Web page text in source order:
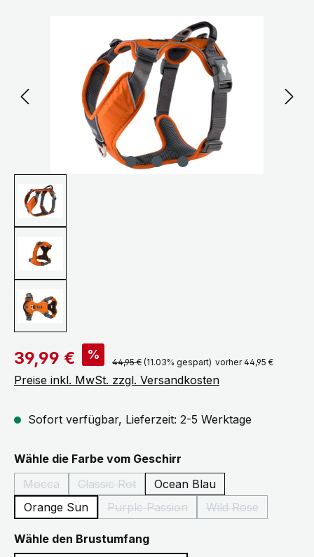
Verkaufspreis:
39,99 € % Regulärer Preis:
44,95 € (11.03% gespart) vorher 44,95 €
Preise inkl. MwSt. zzgl. Versandkosten
Sofort verfügbar, Lieferzeit: 2-5 Werktage
Wähle die Farbe vom Geschirr
Mocca
(Diese Option ist zurzeit nicht verfügbar.)
Classic Rot
(Diese Option ist zurzeit nicht verfügbar.)
Ocean Blau
Orange Sun
Purple Passion
(Diese Option ist zurzeit nicht
Wild Rose
(Diese Option ist
Wähle den Brustumfangauswählen